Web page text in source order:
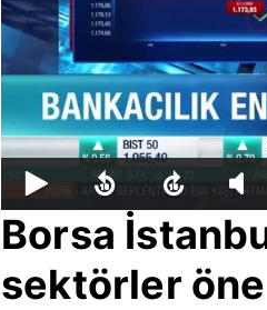
Borsa
sektörler öne